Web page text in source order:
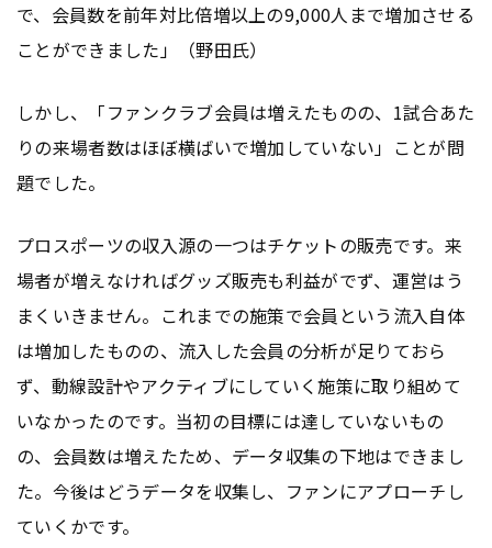
で、会員数を前年対比倍増以上の9,000人まで増加させる
ことができました」（野田氏）
しかし、「ファンクラブ会員は増えたものの、1試合あた
りの来場者数はほぼ横ばいで増加していない」ことが問
題でした。
プロスポーツの収入源の一つはチケットの販売です。来
場者が増えなければグッズ販売も利益がでず、運営はう
まくいきません。これまでの施策で会員という流入自体
は増加したものの、流入した会員の分析が足りておら
ず、動線設計やアクティブにしていく施策に取り組めて
いなかったのです。当初の目標には達していないもの
の、会員数は増えたため、データ収集の下地はできまし
た。今後はどうデータを収集し、ファンにアプローチし
ていくかです。